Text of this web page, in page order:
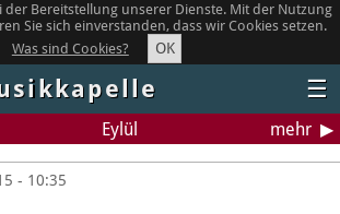
der Bereitstellung unserer Dienste. Mit der Nutzung
Sie sich einverstanden, dass wir Cookies setzen.
Was sind Cookies?
OK
☰
Eylül mehr
- 10:35